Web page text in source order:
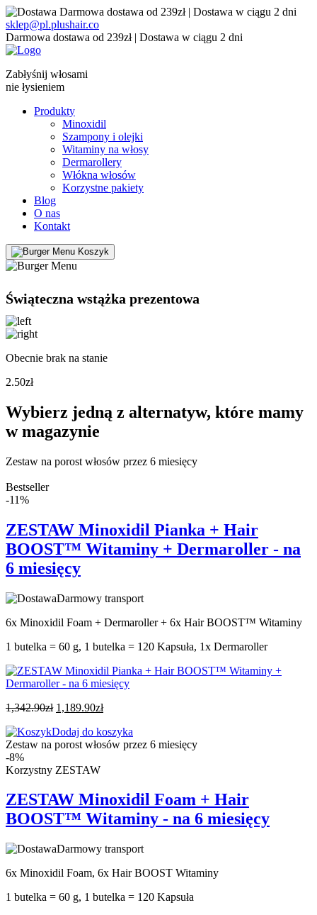
Darmowa dostawa od 239zł | Dostawa w ciągu 2 dni
sklep@pl.plushair.co
Darmowa dostawa od 239zł | Dostawa w ciągu 2 dni
Zabłyśnij włosami
nie łysieniem
Produkty
Minoxidil
Szampony i olejki
Witaminy na włosy
Dermarollery
Włókna włosów
Korzystne pakiety
Blog
O nas
Kontakt
Koszyk
Świąteczna wstążka prezentowa
Obecnie brak na stanie
2.50zł
Wybierz jedną z alternatyw, które mamy
w magazynie
Zestaw na porost włosów przez 6 miesięcy
Bestseller
-11%
ZESTAW Minoxidil Pianka + Hair
BOOST™ Witaminy + Dermaroller - na
6 miesięcy
Darmowy transport
6x Minoxidil Foam + Dermaroller + 6x Hair BOOST™ Witaminy
1 butelka = 60 g, 1 butelka = 120 Kapsuła, 1x Dermaroller
1,342.90zł 1,189.90zł
Dodaj do koszyka
Zestaw na porost włosów przez 6 miesięcy
-8%
Korzystny ZESTAW
ZESTAW Minoxidil Foam + Hair
BOOST™ Witaminy - na 6 miesięcy
Darmowy transport
6x Minoxidil Foam, 6x Hair BOOST Witaminy
1 butelka = 60 g, 1 butelka = 120 Kapsuła